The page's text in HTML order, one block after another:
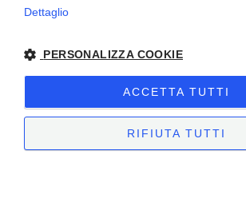
Ceretto Aziende Vitivinicole
Cassiano, 34 | 12051 Alba
+39.0173.282582 |
Visite: Tel. +39 0173
visit@ceretto.com
Dettaglio
PERSONALIZZA COOKIE
ACCETTA TUTTI
RIFIUTA TUTTI